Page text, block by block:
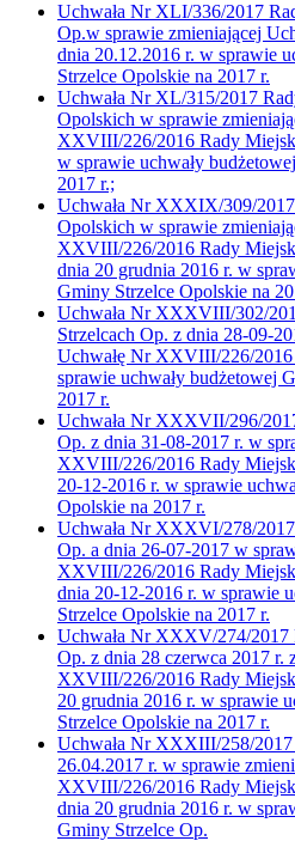
Uchwała Nr XLI/336/2017
Op.w sprawie zmieniającej
dnia 20.12.2016 r. w sprawie
Strzelce Opolskie na 2017 r.
Uchwała Nr XL/315/2017
Opolskich w sprawie
XXVIII/226/2016 Rady
w sprawie uchwały
2017 r.;
Uchwała Nr XXXIX/309/
Opolskich w sprawie
XXVIII/226/2016 Rady
dnia 20 grudnia 2016 r. w
Gminy Strzelce Opolskie na
Uchwała Nr XXXVIII/302/
Strzelcach Op. z dnia 28-09-
Uchwałę Nr XXVIII/226/
sprawie uchwały budżetowej
2017 r.
Uchwała Nr XXXVII/296/
Op. z dnia 31-08-2017 r. w
XXVIII/226/2016 Rady
20-12-2016 r. w sprawie
Opolskie na 2017 r.
Uchwała Nr XXXVI/278/
Op. a dnia 26-07-2017 w
XXVIII/226/2016 Rady
dnia 20-12-2016 r. w sprawie
Strzelce Opolskie na 2017 r.
Uchwała Nr XXXV/274/2017
Op. z dnia 28 czerwca 2017 r.
XXVIII/226/2016 Rady
20 grudnia 2016 r. w sprawie
Strzelce Opolskie na 2017 r.
Uchwała Nr XXXIII/258/
26.04.2017 r. w sprawie
XXVIII/226/2016 Rady
dnia 20 grudnia 2016 r. w
Gminy Strzelce Op.